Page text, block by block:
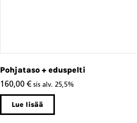
Pohjataso + eduspelti
160,00 € sis alv. 25,5%
Lue lisää